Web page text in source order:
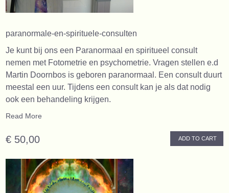
paranormale-en-spirituele-consulten
Je kunt bij ons een Paranormaal en spiritueel consult
nemen met Fotometrie en psychometrie. Vragen stellen e.d
Martin Doornbos is geboren paranormaal. Een consult duurt
meestal een uur. Tijdens een consult kan je als dat nodig
ook een behandeling krijgen.
Read More
€ 50,00 ADD TO CART